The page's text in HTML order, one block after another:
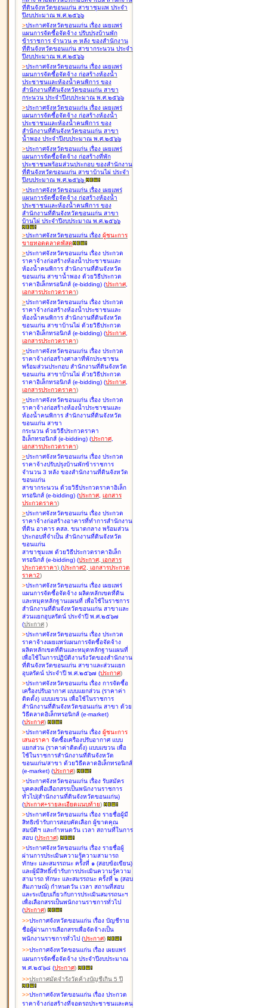
ที่ดินจังหวัดขอนแก่น สาขาชุมแพ ประจำ
ปีงบประมาณ พ.ศ.๒๕๖๖
>ประกาศจังหวัดขอนแก่น เรื่อง เผยแพร่
แผนการจัดซื้อจัดจ้าง ปรับปรุงบ้านพัก
ข้าราชการ จำนวน ๓ หลัง ของสำนักงาน
ที่ดินจังหวัดขอนแก่น สาขากระนวน ประจำ
ปีงบประมาณ พ.ศ.๒๕๖๖
>ประกาศจังหวัดขอนแก่น เรื่อง เผยแพร่
แผนการจัดซื้อจัดจ้าง ก่อสร้างห้องน้ำ
ประชาชนและห้องน้ำคนพิการ ของ
สำนักงานที่ดินจังหวัดขอนแก่น สาขา
กระนวน ประจำปีงบประมาณ พ.ศ.๒๕๖๖
>ประกาศจังหวัดขอนแก่น เรื่อง เผยแพร่
แผนการจัดซื้อจัดจ้าง ก่อสร้างห้องน้ำ
ประชาชนและห้องน้ำคนพิการ ของ
สำนักงานที่ดินจังหวัดขอนแก่น สาขา
น้ำพอง ประจำปีงบประมาณ พ.ศ.๒๕๖๖
>ประกาศจังหวัดขอนแก่น เรื่อง เผยแพร่
แผนการจัดซื้อจัดจ้าง ก่อสร้างที่พัก
ประชาชนพร้อมส่วนประกอบ ของสำนักงาน
ที่ดินจังหวัดขอนแก่น สาขาบ้านไผ่ ประจำ
ปีงบประมาณ พ.ศ.๒๕๖๖
>ประกาศจังหวัดขอนแก่น เรื่อง เผยแพร่
แผนการจัดซื้อจัดจ้าง ก่อสร้างห้องน้ำ
ประชาชนและห้องน้ำคนพิการ ของ
สำนักงานที่ดินจังหวัดขอนแก่น สาขา
บ้านไผ่ ประจำปีงบประมาณ พ.ศ.๒๕๖๖
>ประกาศจังหวัดขอนแก่น เรื่อง ผู้ชนะการ
ขายทอดตลาดพัสดุ
>ประกาศจังหวัดขอนแก่น เรื่อง ประกวด
ราคาจ้างก่อสร้างห้องน้ำประชาชนและ
ห้องน้ำคนพิการ สำนักงานที่ดินจังหวัด
ขอนแก่น สาขาน้ำพอง ด้วยวิธีประกวด
ราคาอิเล็กทรอนิกส์ (e-bidding) (ประกาศ,
เอกสารประกวดราคา)
>ประกาศจังหวัดขอนแก่น เรื่อง ประกวด
ราคาจ้างก่อสร้างห้องน้ำประชาชนและ
ห้องน้ำคนพิการ สำนักงานที่ดินจังหวัด
ขอนแก่น สาขาบ้านไผ่ ด้วยวิธีประกวด
ราคาอิเล็กทรอนิกส์ (e-bidding) (ประกาศ,
เอกสารประกวดราคา)
>ประกาศจังหวัดขอนแก่น เรื่อง ประกวด
ราคาจ้างก่อสร้างศาลาที่พักประชาชน
พร้อมส่วนประกอบ สำนักงานที่ดินจังหวัด
ขอนแก่น สาขาบ้านไผ่ ด้วยวิธีประกวด
ราคาอิเล็กทรอนิกส์ (e-bidding) (ประกาศ,
เอกสารประกวดราคา)
>ประกาศจังหวัดขอนแก่น เรื่อง ประกวด
ราคาจ้างก่อสร้างห้องน้ำประชาชนและ
ห้องน้ำคนพิการ สำนักงานที่ดินจังหวัด
ขอนแก่น สาขา
กระนวน ด้วยวิธีประกวดราคา
อิเล็กทรอนิกส์ (e-bidding) (ประกาศ,
เอกสารประกวดราคา)
>ประกาศจังหวัดขอนแก่น เรื่อง ประกวด
ราคาจ้างปรับปรุงบ้านพักข้าราชการ
จำนวน 3 หลัง ของสำนักงานที่ดินจังหวัด
ขอนแก่น
สาขากระนวน ด้วยวิธีประกวดราคาอิเล็ก
ทรอนิกส์ (e-bidding) (ประกาศ, เอกสาร
ประกวดราคา)
>ประกาศจังหวัดขอนแก่น เรื่อง ประกวด
ราคาจ้างก่อสร้างอาคารที่ทำการสำนักงาน
ที่ดิน อาคาร คสล. ขนาดกลาง พร้อมส่วน
ประกอบที่จำเป็น สำนักงานที่ดินจังหวัด
ขอนแก่น
สาขาชุมแพ ด้วยวิธีประกวดราคาอิเล็ก
ทรอนิกส์ (e-bidding) (ประกาศ, เอกสาร
ประกวดราคา) (ประกาศ2, เอกสารประกวด
ราคา2)
>ประกาศจังหวัดขอนแก่น เรื่อง เผยแพร่
แผนการจัดซื้อจัดจ้าง ผลิตหลักเขตที่ดิน
และหมุดหลักฐานแผนที่ เพื่อใช้ในราชการ
สำนักงานที่ดินจังหวัดขอนแก่น สาขาและ
ส่วนแยกอุบลรัตน์ ประจำปี พ.ศ.๒๕๖๗
(ประกาศ )
>ประกาศจังหวัดขอนแก่น เรื่อง ประกวด
ราคาจ้างเผยแพร่แผนการจัดซื้อจัดจ้าง
ผลิตหลักเขตที่ดินและหมุดหลักฐานแผนที่
เพื่อใช้ในการปฏิบัติงานรังวัดของสำนักงาน
ที่ดินจังหวัดขอนแก่น สาขาและส่วนแยก
อุบลรัตน์ ประจำปี พ.ศ.๒๕๖๗ (ประกาศ)
>ประกาศจังหวัดขอนแก่น เรื่อง การจัดซื้อ
เครื่องปรับอากาศ แบบแยกส่วน (ราคาค่า
ติดตั้ง) แบบแขวน เพื่อใช้ในราชการ
สำนักงานที่ดินจังหวัดขอนแก่น สาขา ด้วย
วิธีตลาดอิเล็กทรอนิกส์ (e-market)
(ประกาศ)
>ประกาศจังหวัดขอนแก่น เรื่อง ผู้ชนะการ
เสนอราคา จัดซื้อเครื่องปรับอากาศ แบบ
แยกส่วน (ราคาค่าติดตั้ง) แบบแขวน เพื่อ
ใช้ในราชการสำนักงานที่ดินจังหวัด
ขอนแก่น/สาขา ด้วยวิธีตลาดอิเล็กทรอนิกส์
(e-market) (ประกาศ)
>ประกาศจังหวัดขอนแก่น เรื่อง รับสมัคร
บุคคลเพื่อเลือกสรรเป็นพนักงานราชการ
ทั่วไป(สำนักงานที่ดินจังหวัดขอนแก่น)
(ประกาศ+รายละเอียดแนบท้าย)
>ประกาศจังหวัดขอนแก่น เรื่อง รายชื่อผู้มี
สิทธิเข้ารับการสอบคัดเลือก ผู้ขาดคุณ
สมบัติฯ และกำหนดวัน เวลา สถานที่ในการ
สอบ (ประกาศ)
>ประกาศจังหวัดขอนแก่น เรื่อง รายชื่อผู้
ผ่านการประเมินความรู้ความสามารถ
ทักษะ และสมรรถนะ ครั้งที่ ๑ (สอบข้อเขียน)
และผู้มีสิทธิ์เข้ารับการประเมินความรู้ความ
สามารถ ทักษะ และสมรรถนะ ครั้งที่ ๒ (สอบ
สัมภาษณ์) กำหนดวัน เวลา สถานที่สอบ
และระเบียบเกี่ยวกับการประเมินสมรรถนะฯ
เพื่อเลือกสรรเป็นพนักงานราชการทั่วไป
(ประกาศ)
>>ประกาศจังหวัดขอนแก่น เรื่อง บัญชีราย
ชื่อผู้ผ่านการเลือกสรรเพื่อจัดจ้างเป็น
พนักงานราชการทั่วไป (ประกาศ)
>>ประกาศจังหวัดขอนแก่น เรื่อง เผยแพร่
แผนการจัดซื้อจัดจ้าง ประจำปีงบประมาณ
พ.ศ.๒๕๖๘ (ประกาศ)
>>ประกาศมัดจำรังวัดค้างบัญชีเกิน 5 ปี
>>ประกาศจังหวัดขอนแก่น เรื่อง ประกวด
ราคาจ้างก่อสร้างที่จอดรถประชาชนและคน